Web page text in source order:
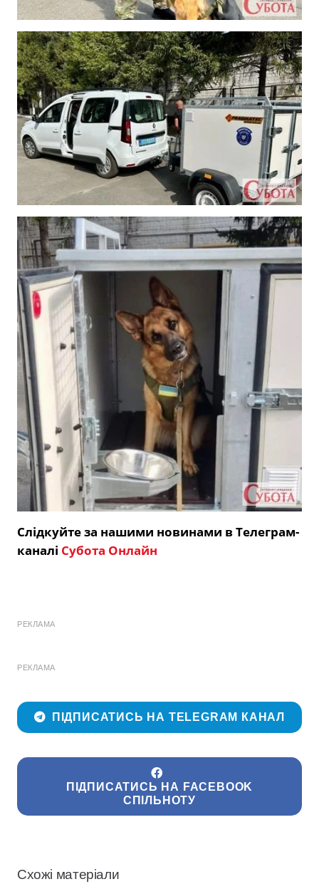
Слідкуйте за нашими новинами в Телеграм-
каналі Субота Онлайн
РЕКЛАМА
РЕКЛАМА
ПІДПИСАТИСЬ НА TELEGRAM КАНАЛ
ПІДПИСАТИСЬ НА FACEBOOK
СПІЛЬНОТУ
Схожі матеріали